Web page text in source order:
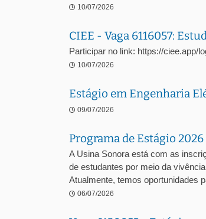
10/07/2026
CIEE - Vaga 6116057:
Participar no link: https://ciee.app/
10/07/2026
Estágio em Engenharia
09/07/2026
Programa de Estágio 2026
A Usina Sonora está com as
de estudantes por meio da
Atualmente, temos oportunidades
06/07/2026